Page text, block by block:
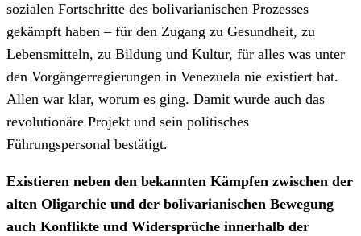
sozialen Fortschritte des bolivarianischen Prozesses
gekämpft haben – für den Zugang zu Gesundheit, zu
Lebensmitteln, zu Bildung und Kultur, für alles was unter
den Vorgängerregierungen in Venezuela nie existiert hat.
Allen war klar, worum es ging. Damit wurde auch das
revolutionäre Projekt und sein politisches
Führungspersonal bestätigt.
Existieren neben den bekannten Kämpfen zwischen der
alten Oligarchie und der bolivarianischen Bewegung
auch Konflikte und Widersprüche innerhalb der